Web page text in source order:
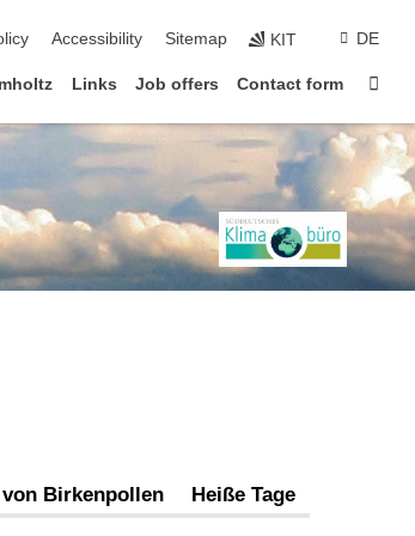
Accessibility Sitemap KIT DE
Links Job offers Contact form
Birkenpollen
Heiße Tage